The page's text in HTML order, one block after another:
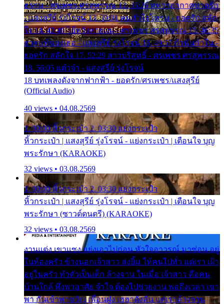
ธรรม - ศรเพชร ศรสุพรรณ 12. 35:26 ทหารอากาศขาดรัก
- แสงสุรีย์ รุ่งโรจน์ 13. 39:01 คนหัวใจโทรม - ยอดรัก สลัก
ใจ 14. 42:49 ไอ้หวังตายแน่ - ศรเพชร ศรสุพรรณ 15. 46:35
ธาตุแท้ของเธอ - แสงสุรีย์ รุ่งโรจน์ 16. 49:57 กำนันกำใน -
ยอดรัก สลักใจ 17. 52:29 สาวบริสุทธิ์ - ศรเพชร ศรสุพรรณ
18. 56:05 แต๋วจ๋า - แสงสุรีย์ รุ่งโรจน์
18 บทเพลงดังจากฟากฟ้า - ยอดรัก/ศรเพชร/แสงสุรีย์
(Official Audio)
40 views • 04.08.2569
1. 00:00 หิ้วกระเป๋า 2. 03:30 แย่งกระเป๋า
หิ้วกระเป๋า | แสงสุรีย์ รุ่งโรจน์ - แย่งกระเป๋า | เตือนใจ บุญ
พระรักษา (KARAOKE)
32 views • 03.08.2569
1. 00:00 หิ้วกระเป๋า 2. 03:30 แย่งกระเป๋า
หิ้วกระเป๋า | แสงสุรีย์ รุ่งโรจน์ - แย่งกระเป๋า | เตือนใจ บุญ
พระรักษา (ซาวด์ดนตรี) (KARAOKE)
32 views • 03.08.2569
งานแต่ง เขาแซง แย่งเอาไปก่อน หัวใจอาวรณ์ มาซ่อน อยู่
ในห้องครัว ข้างนอกเจ้าสาว ส่งยิ้ม ให้คนไปทั่ว แต่เรา เฝ้า
อยู่ในครัว ทำตัวเป็นเด็ก ล้างจาน ในเมื่อ เจ้าสาว คือคน
บ้านใกล้ พึ่งพาอาศัย จำใจ ต้องไปช่วยงาน พอถึงเวลา เขา
พา กันเข้าพาขวัญ เพื่อนฝูง เฮฮาดังลั่น แต่เราล้างจาน